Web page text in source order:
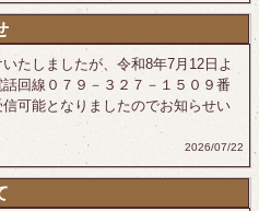
たしましたが、令和8年7月12日よ
回線０７９－３２７－１５０９番
可能となりましたのでお知らせい
2026/07/22